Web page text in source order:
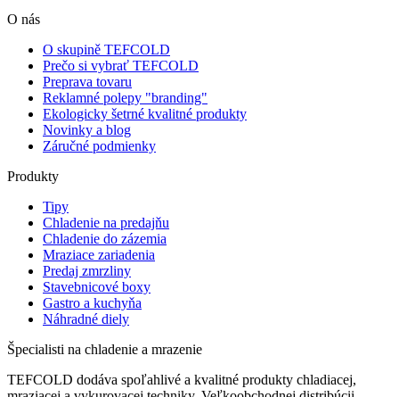
O nás
O skupině TEFCOLD
Prečo si vybrať TEFCOLD
Preprava tovaru
Reklamné polepy "branding"
Ekologicky šetrné kvalitné produkty
Novinky a blog
Záručné podmienky
Produkty
Tipy
Chladenie na predajňu
Chladenie do zázemia
Mraziace zariadenia
Predaj zmrzliny
Stavebnicové boxy
Gastro a kuchyňa
Náhradné diely
Špecialisti na chladenie a mrazenie
TEFCOLD dodáva spoľahlivé a kvalitné produkty chladiacej,